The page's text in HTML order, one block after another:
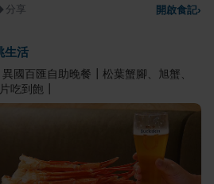
分享 開啟食記›
生活
國百匯自助晚餐┃松葉蟹腳、旭蟹、
吃到飽┃